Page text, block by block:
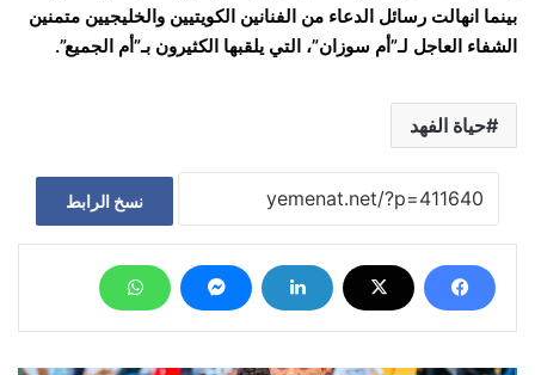
بينما انهالت رسائل الدعاء من الفنانين الكويتيين والخليجيين متمنين
الشفاء العاجل لـ”أم سوزان”، التي يلقبها الكثيرون بـ”أم الجميع”.
حياة الفهد
نسخ الرابط